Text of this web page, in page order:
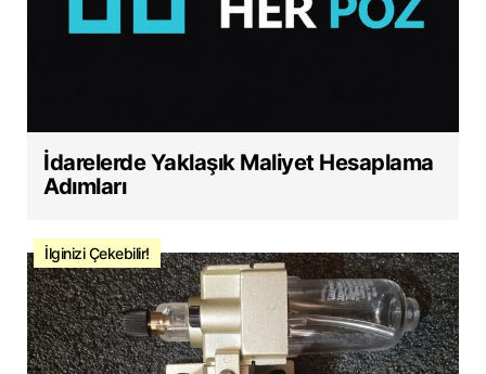
İdarelerde Yaklaşık Maliyet Hesaplama
Adımları
İlginizi Çekebilir!